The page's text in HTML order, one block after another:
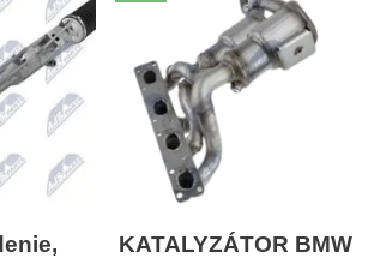
KATALYZÁTOR BMW